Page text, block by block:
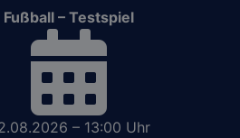
Fußball – Testspiel
– 13:00 Uhr